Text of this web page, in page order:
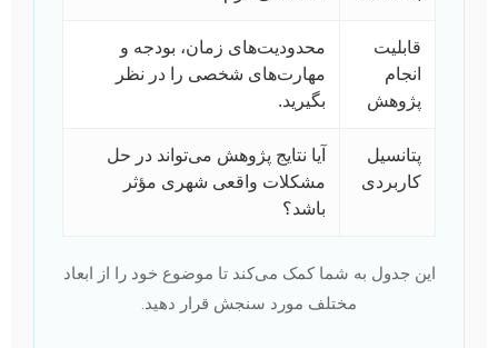
قابلیت
انجام
پژوهش
محدودیت‌های زمان، بودجه و
مهارت‌های شخصی را در نظر
بگیرید.
پتانسیل
کاربردی
آیا نتایج پژوهش می‌تواند در حل
مشکلات واقعی شهری مؤثر
باشد؟
این جدول به شما کمک می‌کند تا موضوع خود را از ابعاد
مختلف مورد سنجش قرار دهید.